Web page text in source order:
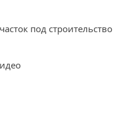
под строительство